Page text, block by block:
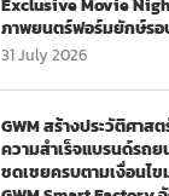
Exclusive Movie
ภาพยนตร์ฟอร์มยักษ์ร
31 July 2026
GWM สร้างประวัติศาส
ความสำเร็จแบรนด์รถ
ชดเชยครบตามเงื่อนไข